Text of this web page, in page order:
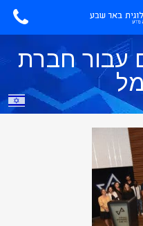
עבור חברת